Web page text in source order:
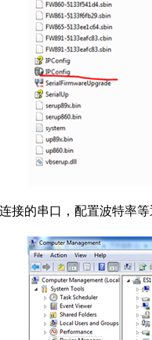
接的串口，配置波特率等